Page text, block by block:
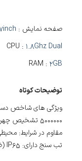
صفحه نمایش :
CPU : 1.8Ghz Dual
RAM : 2GB
توضیحات کوتاه
مقاوم در شرایط:
تب سنج دارای: IP65 (ضد آب و گرد و غبار)…